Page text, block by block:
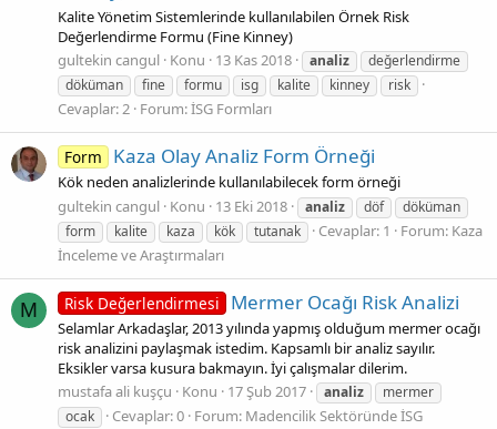
Kalite Yönetim Sistemlerinde kullanılabilen Örnek Risk
Değerlendirme Formu (Fine Kinney)
gultekin cangul Konu 13 Kas 2018 analiz
değerlendirme
döküman
fine formu isg kalite kinney risk
Cevaplar: 2 Forum:İSG Formları
Form Kaza Olay Analiz Form Örneği
Kök neden analizlerinde kullanılabilecek form örneği
gultekin cangul Konu 13 Eki 2018 analiz döf
döküman
form
kalite kaza kök tutanak Cevaplar: 1 Forum: Kaza
İnceleme ve Araştırmaları
M Risk Değerlendirmesi Mermer Ocağı Risk Analizi
Selamlar Arkadaşlar, 2013 yılında yapmış olduğum mermer ocağı
risk analizini paylaşmak istedim. Kapsamlı bir analiz sayılır.
Eksikler varsa kusura bakmayın. İyi çalışmalar dilerim.
mustafa ali kuşçu
Konu 17 Şub 2017 analiz
mermer
ocak
Cevaplar: 0 Forum: Madencilik Sektöründe İSG